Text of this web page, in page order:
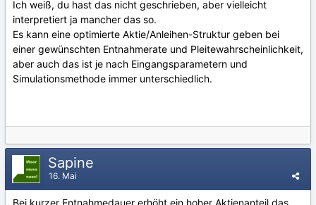
Ich weiß, du hast das nicht geschrieben, aber vielleicht
interpretiert ja mancher das so.
Es kann eine optimierte Aktie/Anleihen-Struktur geben bei
einer gewünschten Entnahmerate und Pleitewahrscheinlichkeit,
aber auch das ist je nach Eingangsparametern und
Simulationsmethode immer unterschiedlich.
Sapine
16. Mai
Bei kurzer Entnahmedauer erhöht ein hoher Aktienanteil das